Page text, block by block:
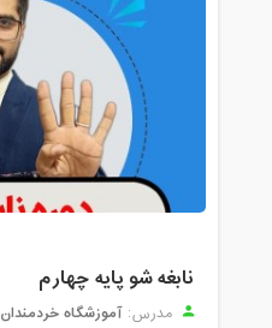
نابغه شو پایه چهارم
مدرس: آموزشگاه خردمندان